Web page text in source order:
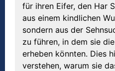
für ihren Eifer, den Har
aus einem kindlichen
sondern aus der
zu führen, in dem sie
erheben könnten. Dies
verstehen, warum sie